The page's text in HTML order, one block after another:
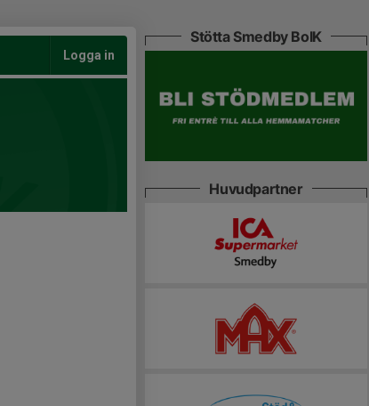
Logga in
Stötta Smedby BoIK
Huvudpartner